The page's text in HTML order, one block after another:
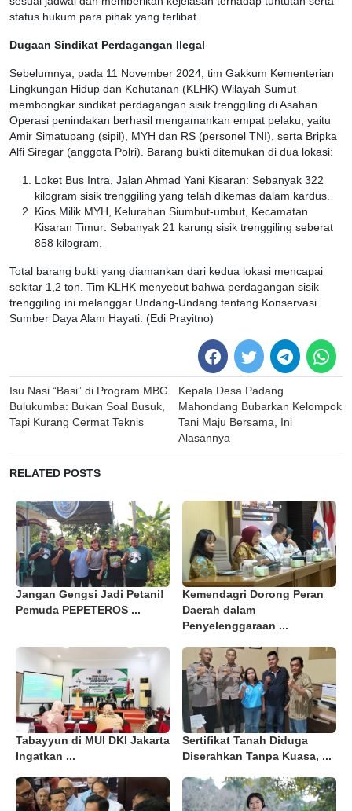
status hukum para pihak yang terlibat.
Dugaan Sindikat Perdagangan Ilegal
Sebelumnya, pada 11 November 2024, tim Gakkum Kementerian
Lingkungan Hidup dan Kehutanan (KLHK) Wilayah Sumut
membongkar sindikat perdagangan sisik trenggiling di Asahan.
Operasi penindakan berhasil mengamankan empat pelaku, yaitu
Amir Simatupang (sipil), MYH dan RS (personel TNI), serta Bripka
Alfi Siregar (anggota Polri). Barang bukti ditemukan di dua lokasi:
Loket Bus Intra, Jalan Ahmad Yani Kisaran: Sebanyak 322
kilogram sisik trenggiling yang telah dikemas dalam kardus.
Kios Milik MYH, Kelurahan Siumbut-umbut, Kecamatan
Kisaran Timur: Sebanyak 21 karung sisik trenggiling seberat
858 kilogram.
Total barang bukti yang diamankan dari kedua lokasi mencapai
sekitar 1,2 ton. Tim KLHK menyebut bahwa perdagangan sisik
trenggiling ini melanggar Undang-Undang tentang Konservasi
Sumber Daya Alam Hayati. (Edi Prayitno)
Post
navigation
Isu Nasi “Basi” di Program MBG
Bulukumba: Bukan Soal Busuk,
Tapi Kurang Cermat Teknis
Kepala Desa Padang
Mahondang Bubarkan Kelompok
Tani Maju Bersama, Ini
Alasannya
RELATED POSTS
Jangan Gengsi Jadi Petani!
Pemuda PEPETEROS ...
Kemendagri Dorong Peran
Daerah dalam
Penyelenggaraan ...
Tabayyun di MUI DKI Jakarta
Ingatkan ...
Sertifikat Tanah Diduga
Diserahkan Tanpa Kuasa, ...